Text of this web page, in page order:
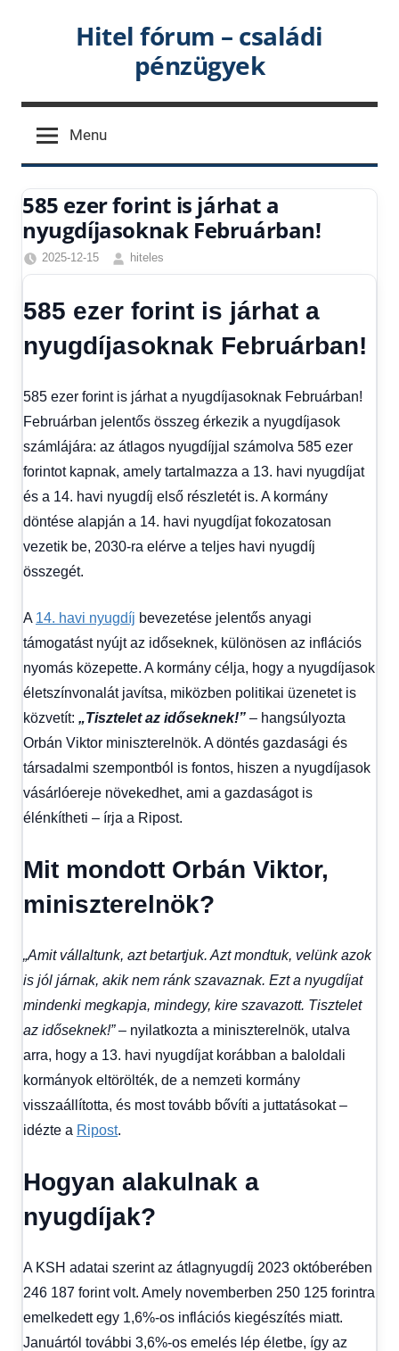
Hitel fórum – családi
pénzügyek
Menu
585 ezer forint is járhat a
nyugdíjasoknak Februárban!
2025-12-15
hiteles
Friss
Gazdaság
Hírek,
Hírek
kézből,
585 ezer forint is járhat a
nyugdíjasoknak Februárban!
585 ezer forint is járhat a nyugdíjasoknak Februárban!
Februárban jelentős összeg érkezik a nyugdíjasok
számlájára: az átlagos nyugdíjjal számolva 585 ezer
forintot kapnak, amely tartalmazza a 13. havi nyugdíjat
és a 14. havi nyugdíj első részletét is. A kormány
döntése alapján a 14. havi nyugdíjat fokozatosan
vezetik be, 2030-ra elérve a teljes havi nyugdíj
összegét.
A 14. havi nyugdíj bevezetése jelentős anyagi
támogatást nyújt az időseknek, különösen az inflációs
nyomás közepette. A kormány célja, hogy a nyugdíjasok
életszínvonalát javítsa, miközben politikai üzenetet is
közvetít: „Tisztelet az időseknek!” – hangsúlyozta
Orbán Viktor miniszterelnök. A döntés gazdasági és
társadalmi szempontból is fontos, hiszen a nyugdíjasok
vásárlóereje növekedhet, ami a gazdaságot is
élénkítheti – írja a Ripost.
Mit mondott Orbán Viktor,
miniszterelnök?
„Amit vállaltunk, azt betartjuk. Azt mondtuk, velünk azok
is jól járnak, akik nem ránk szavaznak. Ezt a nyugdíjat
mindenki megkapja, mindegy, kire szavazott. Tisztelet
az időseknek!”– nyilatkozta a miniszterelnök, utalva
arra, hogy a 13. havi nyugdíjat korábban a baloldali
kormányok eltörölték, de a nemzeti kormány
visszaállította, és most tovább bővíti a juttatásokat –
idézte a Ripost.
Hogyan alakulnak a
nyugdíjak?
A KSH adatai szerint az átlagnyugdíj 2023 októberében
246 187 forint volt. Amely novemberben 250 125 forintra
emelkedett egy 1,6%-os inflációs kiegészítés miatt.
Januártól további 3,6%-os emelés lép életbe, így az